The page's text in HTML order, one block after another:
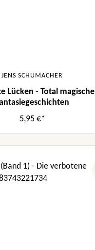
JENS SCHUMACHER
Lücken - Total magische
5,95 €*